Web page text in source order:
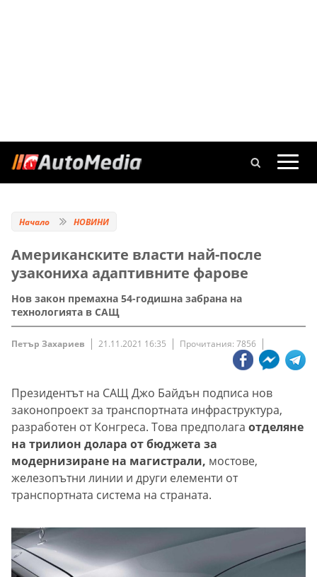
Начало НОВИНИ
Американските власти най-после
узакониха адаптивните фарове
Нов закон премахна 54-годишна забрана на
технологията в САЩ
Петър Захариев 21.11.2021 16:35 Прочитания: 7856
Президентът на САЩ Джо Байдън подписа нов
законопроект за транспортната инфраструктура,
разработен от Конгреса. Това предполага отделяне
на трилион долара от бюджета за
модернизиране на магистрали, мостове,
железопътни линии и други елементи от
транспортната система на страната.